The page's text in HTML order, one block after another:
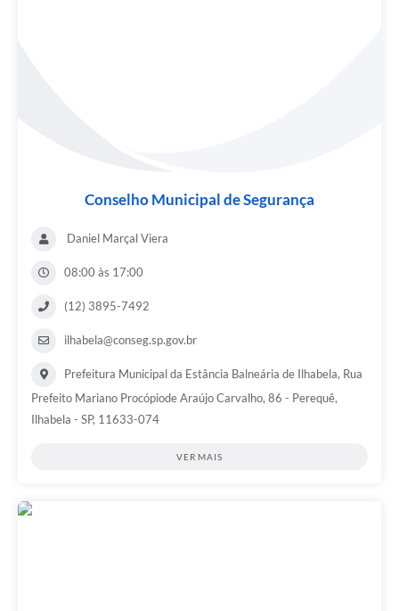
Conselho Municipal de Segurança
Daniel Marçal Viera
08:00 às 17:00
(12) 3895-7492
ilhabela@conseg.sp.gov.br
Prefeitura Municipal da Estância Balneária de Ilhabela, Rua
Prefeito Mariano Procópiode Araújo Carvalho, 86 - Perequê,
Ilhabela - SP, 11633-074
VER MAIS